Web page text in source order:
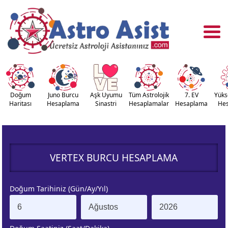
KUZEY AY
DÜĞÜMÜ
Doğum
Haritası
Juno Burcu
Hesaplama
Aşk Uyumu
Sinastri
Tüm Astrolojik
Hesaplamalar
7. EV
Hesaplama
VERTEX BURCU HESAPLAMA
Doğum Tarihiniz (Gün/Ay/Yıl)